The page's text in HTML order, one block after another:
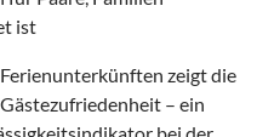
ist
zeigt die
– ein